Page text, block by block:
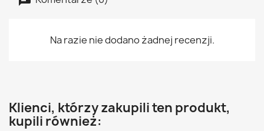
Na razie nie dodano żadnej recenzji.
Klienci, którzy zakupili ten produkt,
kupili również: